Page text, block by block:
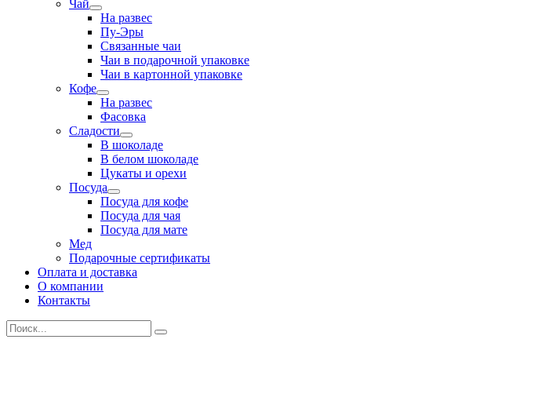
вложенное
меню
Чай
Развернутое
вложенное
меню
На развес
Пу-Эры
Связанные чаи
Чаи в подарочной упаковке
Чаи в картонной упаковке
Кофе
Развернутое
вложенное
меню
На развес
Фасовка
Сладости
Развернутое
вложенное
меню
В шоколаде
В белом шоколаде
Цукаты и орехи
Посуда
Развернутое
вложенное
меню
Посуда для кофе
Посуда для чая
Посуда для мате
Мед
Подарочные сертификаты
Оплата и доставка
О компании
Контакты
Искать: